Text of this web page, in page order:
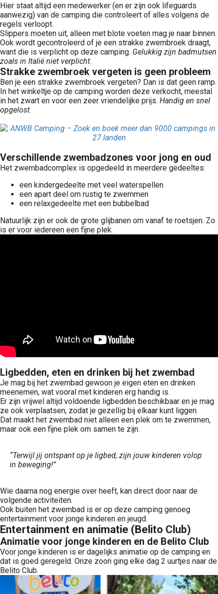
Hier staat altijd een medewerker (en er zijn ook lifeguards
aanwezig) van de camping die controleert of alles volgens de
regels verloopt.
Slippers moeten uit, alleen met blote voeten mag je naar binnen.
Ook wordt gecontroleerd of je een strakke zwembroek draagt,
want die is verplicht op deze camping. Gelukkig zijn badmutsen
zoals in Italië niet verplicht.
Strakke zwembroek vergeten is geen probleem
Ben je een strakke zwembroek vergeten? Dan is dat geen ramp.
In het winkeltje op de camping worden deze verkocht, meestal
in het zwart en voor een zeer vriendelijke prijs. Handig en snel
opgelost.
Verschillende zwembadzones voor jong en oud
Het zwembadcomplex is opgedeeld in meerdere gedeeltes:
een kindergedeelte met veel waterspellen
een apart deel om rustig te zwemmen
een relaxgedeelte met een bubbelbad
Natuurlijk zijn er ook de grote glijbanen om vanaf te roetsjen. Zo
is er voor iedereen een fijne plek.
Ligbedden, eten en drinken bij het zwembad
Je mag bij het zwembad gewoon je eigen eten en drinken
meenemen, wat vooral met kinderen erg handig is.
Er zijn vrijwel altijd voldoende ligbedden beschikbaar en je mag
ze ook verplaatsen, zodat je gezellig bij elkaar kunt liggen.
Dat maakt het zwembad niet alleen een plek om te zwemmen,
maar ook een fijne plek om samen te zijn.
“Terwijl jij ontspant op je ligbed, zijn jouw kinderen volop
in beweging!”
Wie daarna nog energie over heeft, kan direct door naar de
volgende activiteiten.
Ook buiten het zwembad is er op deze camping genoeg
entertainment voor jonge kinderen en jeugd.
Entertainment en animatie (Belito Club)
Animatie voor jonge kinderen en de Belito Club
Voor jonge kinderen is er dagelijks animatie op de camping en
dat is goed geregeld. Onze zoon ging elke dag 2 uurtjes naar de
Belito Club.